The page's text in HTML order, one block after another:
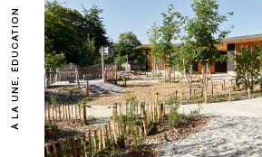
À LA UNE
ÉDUCATION